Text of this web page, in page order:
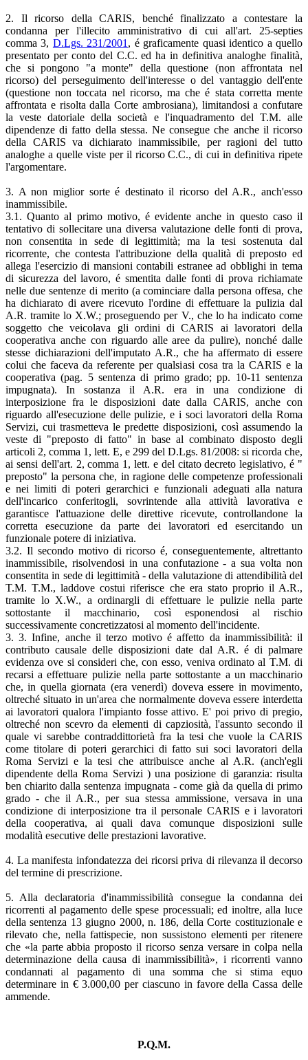
2. Il ricorso della CARIS, benché finalizzato a contestare la
condanna per l'illecito amministrativo di cui all'art. 25-septies
comma 3, D.Lgs. 231/2001 , é graficamente quasi identico a quello
presentato per conto del C.C. ed ha in definitiva analoghe finalità,
che si pongono "a monte" della questione (non affrontata nel
ricorso) del perseguimento dell'interesse o del vantaggio dell'ente
(questione non toccata nel ricorso, ma che é stata corretta mente
affrontata e risolta dalla Corte ambrosiana), limitandosi a confutare
la veste datoriale della società e l'inquadramento del T.M. alle
dipendenze di fatto della stessa. Ne consegue che anche il ricorso
della CARIS va dichiarato inammissibile, per ragioni del tutto
analoghe a quelle viste per il ricorso C.C., di cui in definitiva ripete
l'argomentare.
3. A non miglior sorte é destinato il ricorso del A.R., anch'esso
inammissibile.
3.1. Quanto al primo motivo, é evidente anche in questo caso il
tentativo di sollecitare una diversa valutazione delle fonti di prova,
non consentita in sede di legittimità; ma la tesi sostenuta dal
ricorrente, che contesta l'attribuzione della qualità di preposto ed
allega l'esercizio di mansioni contabili estranee ad obblighi in tema
di sicurezza del lavoro, é smentita dalle fonti di prova richiamate
nelle due sentenze di merito (a cominciare dalla persona offesa, che
ha dichiarato di avere ricevuto l'ordine di effettuare la pulizia dal
A.R. tramite lo X.W.; proseguendo per V., che lo ha indicato come
soggetto che veicolava gli ordini di CARIS ai lavoratori della
cooperativa anche con riguardo alle aree da pulire), nonché dalle
stesse dichiarazioni dell'imputato A.R., che ha affermato di essere
colui che faceva da referente per qualsiasi cosa tra la CARIS e la
cooperativa (pag. 5 sentenza di primo grado; pp. 10-11 sentenza
impugnata). In sostanza il A.R. era in una condizione di
interposizione fra le disposizioni date dalla CARIS, anche con
riguardo all'esecuzione delle pulizie, e i soci lavoratori della Roma
Servizi, cui trasmetteva le predette disposizioni, così assumendo la
veste di "preposto di fatto" in base al combinato disposto degli
articoli 2, comma 1, lett. E, e 299 del D.Lgs. 81/2008: si ricorda che,
ai sensi dell'art. 2, comma 1, lett. e del citato decreto legislativo, é "
preposto" la persona che, in ragione delle competenze professionali
e nei limiti di poteri gerarchici e funzionali adeguati alla natura
dell'incarico conferitogli, sovrintende alla attività lavorativa e
garantisce l'attuazione delle direttive ricevute, controllandone la
corretta esecuzione da parte dei lavoratori ed esercitando un
funzionale potere di iniziativa.
3.2. Il secondo motivo di ricorso é, conseguentemente, altrettanto
inammissibile, risolvendosi in una confutazione - a sua volta non
consentita in sede di legittimità - della valutazione di attendibilità del
T.M. T.M., laddove costui riferisce che era stato proprio il A.R.,
tramite lo X.W., a ordinargli di effettuare le pulizie nella parte
sottostante il macchinario, così esponendosi al rischio
successivamente concretizzatosi al momento dell'incidente.
3. 3. Infine, anche il terzo motivo é affetto da inammissibilità: il
contributo causale delle disposizioni date dal A.R. é di palmare
evidenza ove si consideri che, con esso, veniva ordinato al T.M. di
recarsi a effettuare pulizie nella parte sottostante a un macchinario
che, in quella giornata (era venerdì) doveva essere in movimento,
oltreché situato in un'area che normalmente doveva essere interdetta
ai lavoratori qualora l'impianto fosse attivo. E' poi privo di pregio,
oltreché non scevro da elementi di capziosità, l'assunto secondo il
quale vi sarebbe contraddittorietà fra la tesi che vuole la CARIS
come titolare di poteri gerarchici di fatto sui soci lavoratori della
Roma Servizi e la tesi che attribuisce anche al A.R. (anch'egli
dipendente della Roma Servizi ) una posizione di garanzia: risulta
ben chiarito dalla sentenza impugnata - come già da quella di primo
grado - che il A.R., per sua stessa ammissione, versava in una
condizione di interposizione tra il personale CARIS e i lavoratori
della cooperativa, ai quali dava comunque disposizioni sulle
modalità esecutive delle prestazioni lavorative.
4. La manifesta infondatezza dei ricorsi priva di rilevanza il decorso
del termine di prescrizione.
5. Alla declaratoria d'inammissibilità consegue la condanna dei
ricorrenti al pagamento delle spese processuali; ed inoltre, alla luce
della sentenza 13 giugno 2000, n. 186, della Corte costituzionale e
rilevato che, nella fattispecie, non sussistono elementi per ritenere
che «la parte abbia proposto il ricorso senza versare in colpa nella
determinazione della causa di inammissibilità», i ricorrenti vanno
condannati al pagamento di una somma che si stima equo
determinare in € 3.000,00 per ciascuno in favore della Cassa delle
ammende.
P.Q.M.